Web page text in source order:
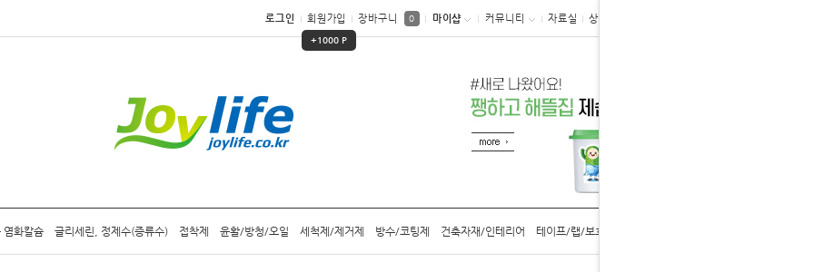
로그인 회원가입
+1000 P
장바구니 0 마이샵 커뮤니티 자료실 상품후기
염화칼슘 글리세린, 정제수(증류수) 접착제 윤활/방청/오일 세척제/제거제 방수/코팅제 건축자재/인테리어 테이프/랩/보호구